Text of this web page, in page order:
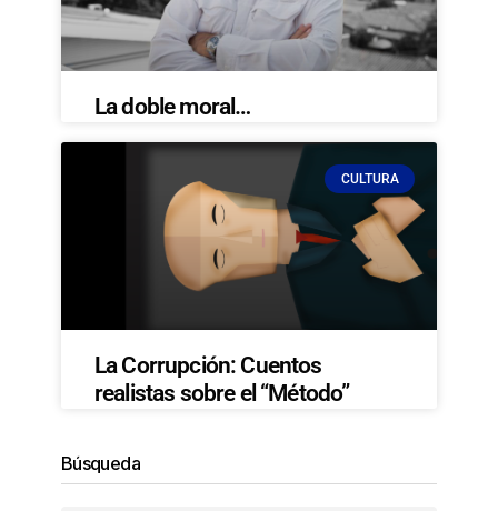
La doble moral…
CULTURA
La Corrupción: Cuentos
realistas sobre el “Método”
Búsqueda